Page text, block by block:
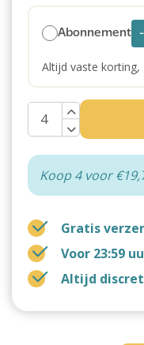
Abonnement
Altijd vaste
Koop 4 voor
Gratis
Voor 23:59
Altijd